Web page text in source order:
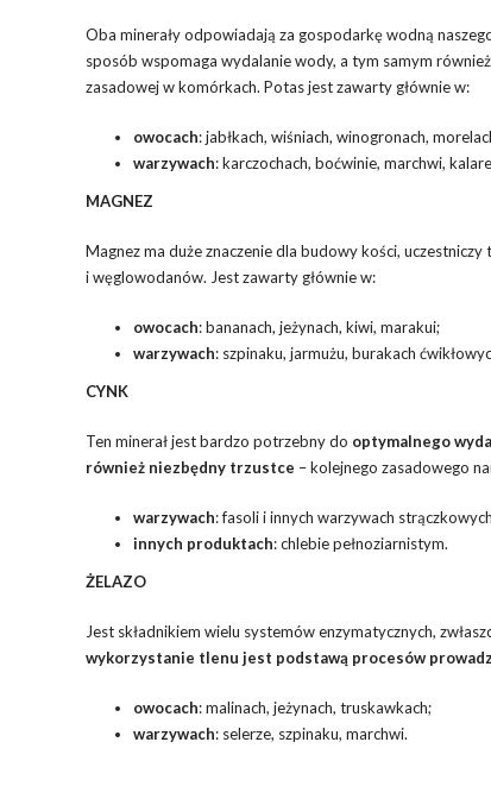
Oba minerały odpowiadają za gospodarkę wodną
sposób wspomaga wydalanie wody, a tym samym
zasadowej w komórkach. Potas jest zawarty głównie w:
owocach: jabłkach, wiśniach, winogronach,
warzywach: karczochach, boćwinie, marchwi,
MAGNEZ
Magnez ma duże znaczenie dla budowy kości,
i węglowodanów. Jest zawarty głównie w:
owocach: bananach, jeżynach, kiwi, marakui;
warzywach: szpinaku, jarmużu, burakach
CYNK
Ten minerał jest bardzo potrzebny do optymalnego
również niezbędny trzustce – kolejnego zasadowego
warzywach: fasoli i innych warzywach
innych produktach: chlebie pełnoziarnistym.
ŻELAZO
Jest składnikiem wielu systemów enzymatycznych,
wykorzystanie tlenu jest podstawą procesów
owocach: malinach, jeżynach, truskawkach;
warzywach: selerze, szpinaku, marchwi.